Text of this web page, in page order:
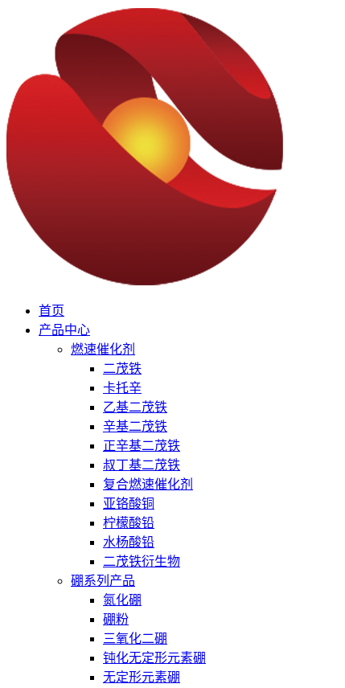
首页
产品中心
燃速催化剂
二茂铁
卡托辛
乙基二茂铁
辛基二茂铁
正辛基二茂铁
叔丁基二茂铁
复合燃速催化剂
亚铬酸铜
柠檬酸铅
水杨酸铅
二茂铁衍生物
硼系列产品
氮化硼
硼粉
三氧化二硼
钝化无定形元素硼
无定形元素硼